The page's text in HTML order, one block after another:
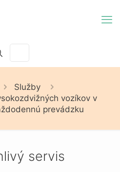
Služby
vozíkov v
prevádzku
servis